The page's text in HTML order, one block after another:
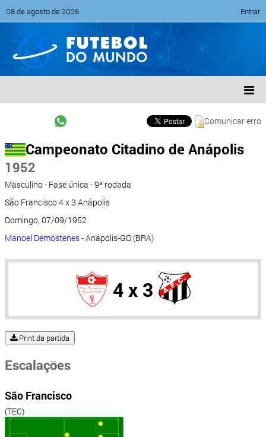
08 de agosto de 2026 Entrar
Comunicar erro
Campeonato Citadino de Anápolis
1952
Masculino - Fase única - 9ª rodada
São Francisco 4 x 3 Anápolis
Domingo, 07/09/1952
Manoel Demóstenes- Anápolis-GO (BRA)
4 x 3
Print da partida
Escalações
São Francisco
(TEC)